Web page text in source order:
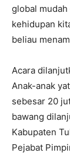
global
kehidupan
beliau
Acara
Anak-anak
sebesar 20
bawang
Kabupaten
Pejabat